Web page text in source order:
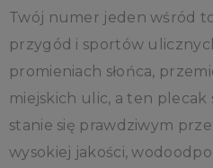
Twój numer jeden wśród
przygód i sportów
promieniach słońca,
miejskich ulic, a ten plecak
stanie się prawdziwym
wysokiej jakości,